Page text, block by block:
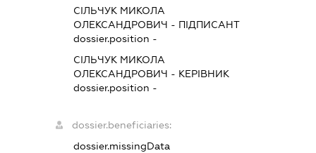
СІЛЬЧУК МИКОЛА
ОЛЕКСАНДРОВИЧ - ПІДПИСАНТ
dossier.position -
СІЛЬЧУК МИКОЛА
ОЛЕКСАНДРОВИЧ - КЕРІВНИК
dossier.position -
dossier.beneficiaries:
dossier.missingData